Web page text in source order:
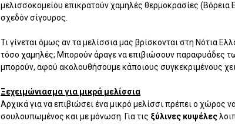
μελισσοκομείου επικρατούν χαμηλές θερμοκρασίες (Βόρεια
σχεδόν σίγουρος.
Τι γίνεται όμως αν τα μελίσσια μας βρίσκονται στη Νότια
τόσο χαμηλές; Μπορούν άραγε να επιβιώσουν παραφυάδες
μπορούν, αφού ακολουθήσουμε κάποιους συγκεκριμένους
Ξεχειμώνιασμα για μικρά μελίσσια
Αρχικά για να επιβιώσει ένα μικρό μελίσσι πρέπει ο χώρος
σουλουπωμένος και με μόνωση. Για τις ξύλινες κυψέλες